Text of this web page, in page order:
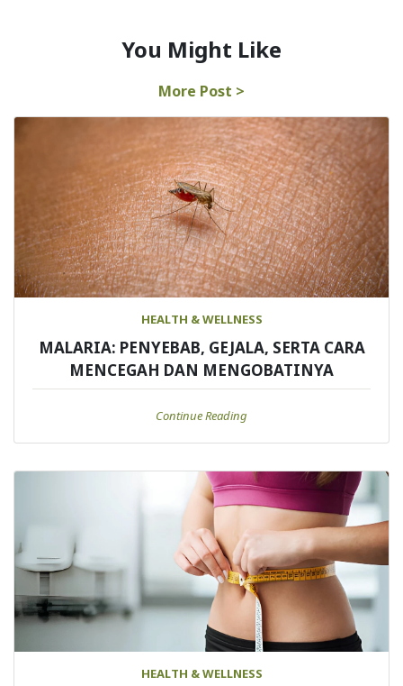
You Might Like
More Post >
HEALTH & WELLNESS
MALARIA: PENYEBAB, GEJALA, SERTA CARA
MENCEGAH DAN MENGOBATINYA
Continue Reading
HEALTH & WELLNESS